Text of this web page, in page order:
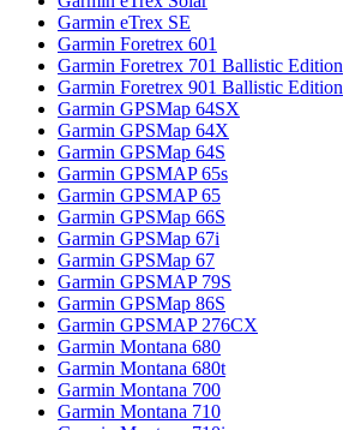
Garmin eTrex SE
Garmin Foretrex 601
Garmin Foretrex 701 Ballistic Edition
Garmin Foretrex 901 Ballistic Edition
Garmin GPSMap 64SX
Garmin GPSMap 64X
Garmin GPSMap 64S
Garmin GPSMAP 65s
Garmin GPSMAP 65
Garmin GPSMap 66S
Garmin GPSMap 67i
Garmin GPSMap 67
Garmin GPSMAP 79S
Garmin GPSMap 86S
Garmin GPSMAP 276CX
Garmin Montana 680
Garmin Montana 680t
Garmin Montana 700
Garmin Montana 710